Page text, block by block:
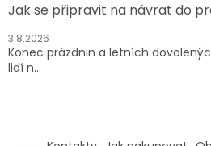
Jak se připravit na návrat do
3.8.2026
Konec prázdnin a letních
lidí n...